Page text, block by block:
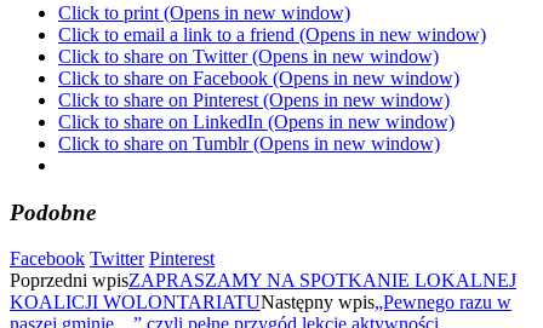
Click to print (Opens in new window)
Click to email a link to a friend (Opens in new window)
Click to share on Twitter (Opens in new window)
Click to share on Facebook (Opens in new window)
Click to share on Pinterest (Opens in new window)
Click to share on LinkedIn (Opens in new window)
Click to share on Tumblr (Opens in new window)
Podobne
Facebook Twitter Pinterest
Poprzedni wpisZAPRASZAMY NA SPOTKANIE LOKALNEJ
KOALICJI WOLONTARIATUNastępny wpis„Pewnego razu w